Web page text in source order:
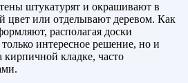
штукатурят и окрашивают в
цвет или отделывают деревом. Как
располагая доски
интересное решение, но и
кирпичной кладке, часто